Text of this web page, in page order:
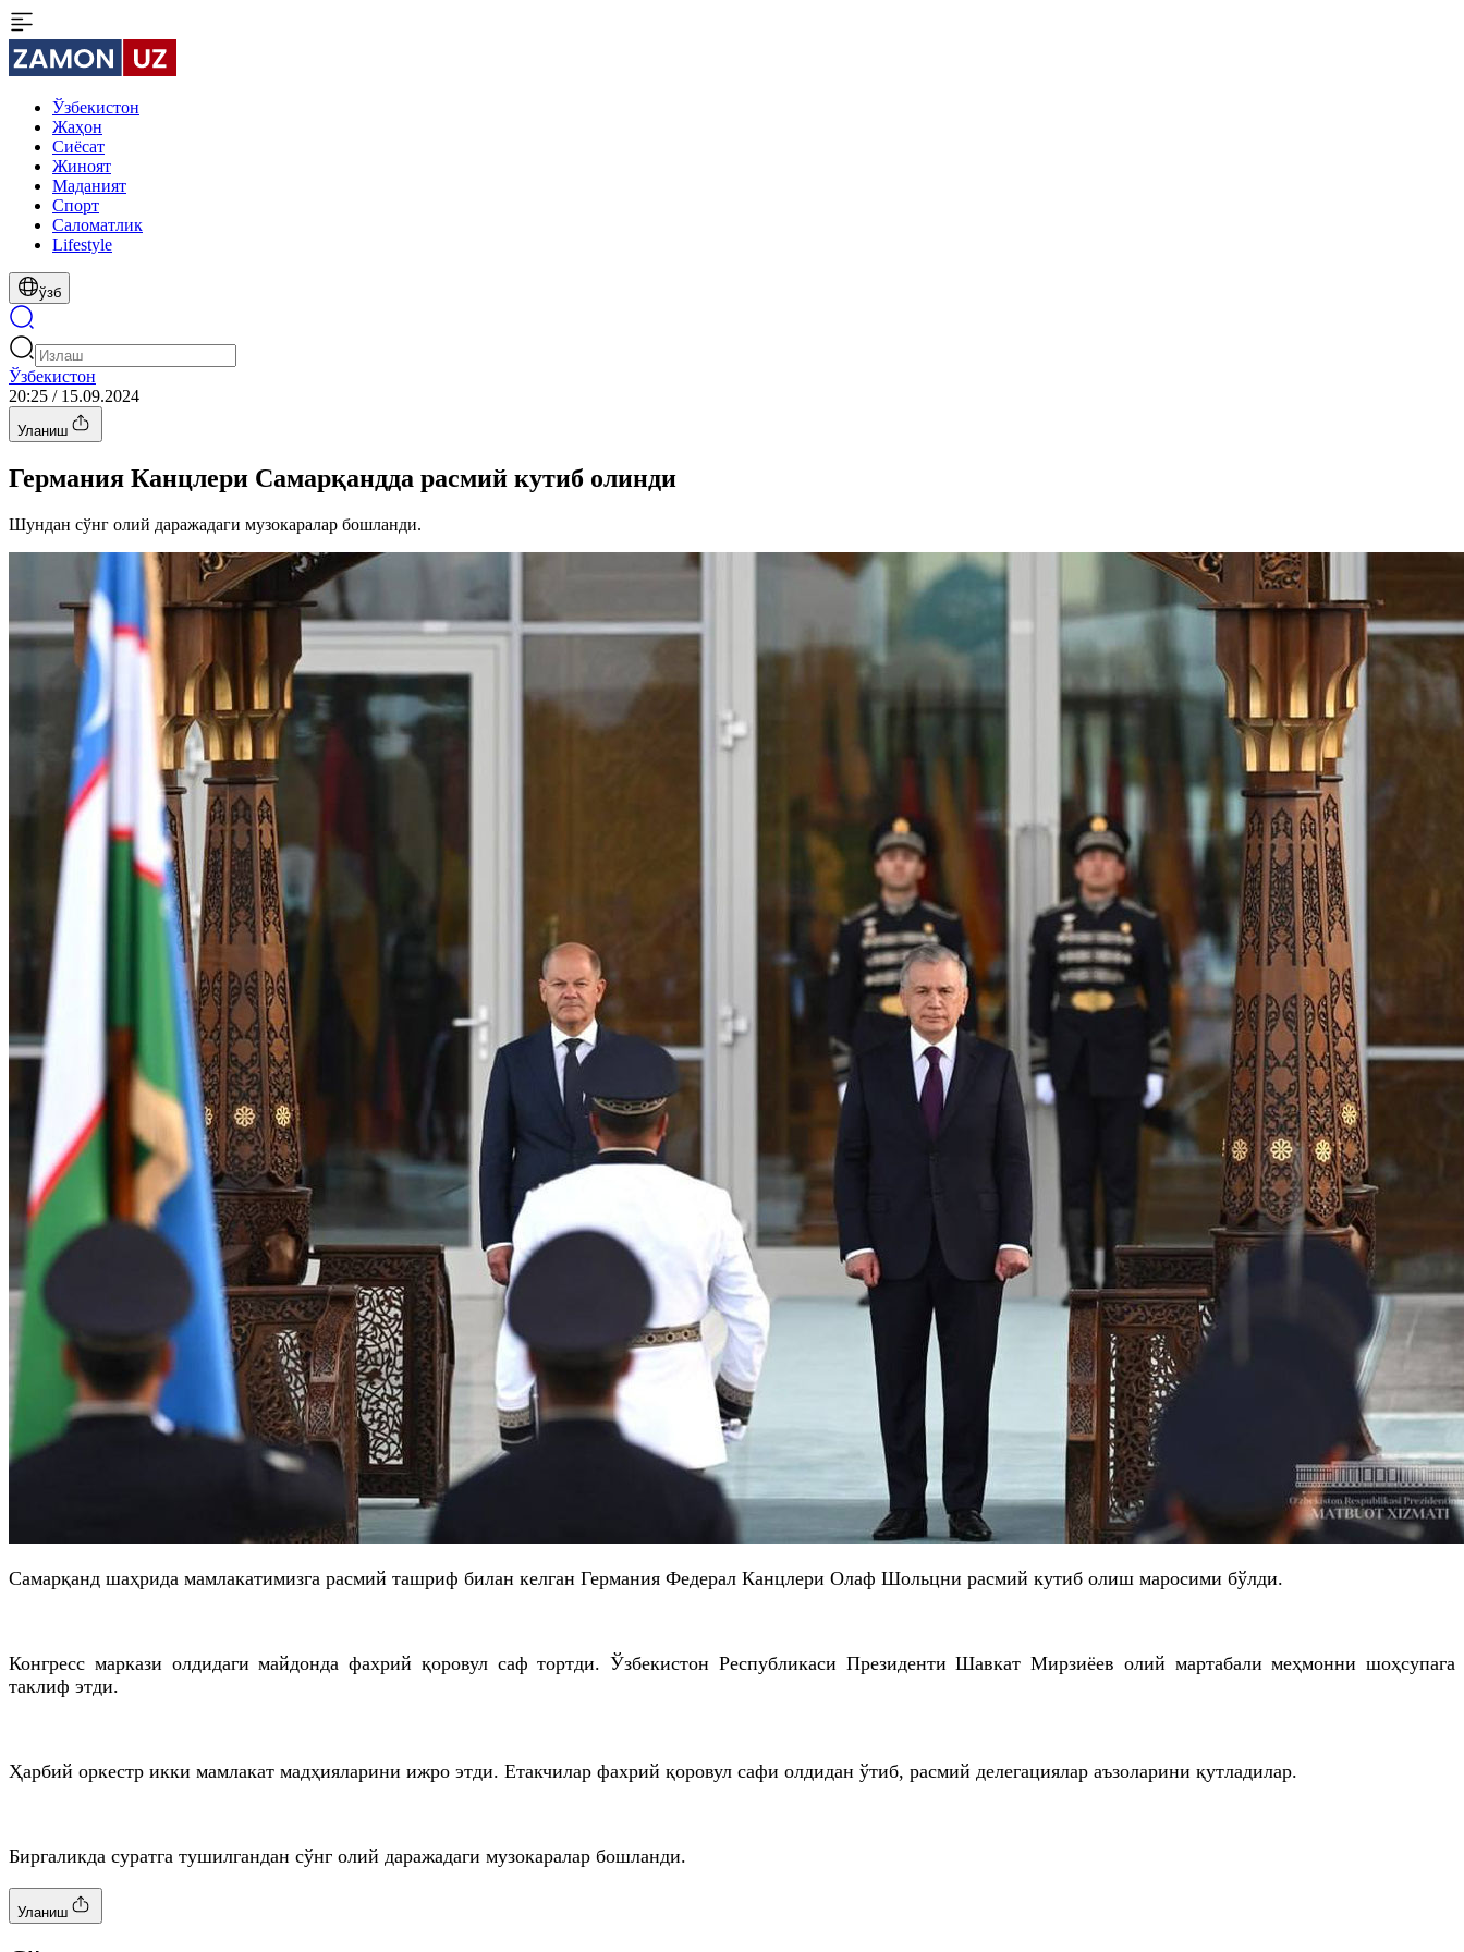
Ўзбекистон
Жаҳон
Сиёсат
Жиноят
Маданият
Спорт
Cаломатлик
Lifestyle
ўзб
Ўзбекистон
20:25 / 15.09.2024
Уланиш
Германия Канцлери Самарқандда расмий кутиб олинди
Шундан сўнг олий даражадаги музокаралар бошланди.
Самарқанд шаҳрида мамлакатимизга расмий ташриф билан келган Германия Федерал Канцлери Олаф Шольцни расмий кутиб олиш маросими бўлди.
Конгресс маркази олдидаги майдонда фахрий қоровул саф тортди. Ўзбекистон Республикаси Президенти Шавкат Мирзиёев олий мартабали меҳмонни шоҳсупага
таклиф этди.
Ҳарбий оркестр икки мамлакат мадҳияларини ижро этди. Етакчилар фахрий қоровул сафи олдидан ўтиб, расмий делегациялар аъзоларини қутладилар.
Биргаликда суратга тушилгандан сўнг олий даражадаги музокаралар бошланди.
Уланиш